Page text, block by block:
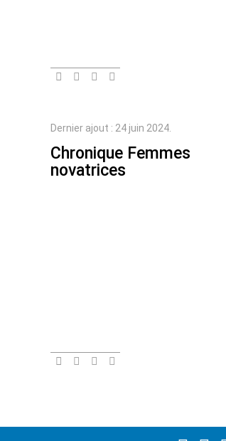
Dernier ajout : 24 juin 2024.
Chronique Femmes
novatrices